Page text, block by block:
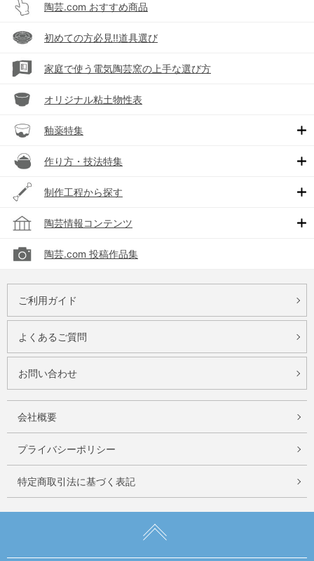
陶芸.com おすすめ商品
初めての方必見!!道具選び
家庭で使う電気陶芸窯の上手な選び方
オリジナル粘土物性表
釉薬特集
作り方・技法特集
制作工程から探す
陶芸情報コンテンツ
陶芸.com 投稿作品集
ご利用ガイド
よくあるご質問
お問い合わせ
会社概要
プライバシーポリシー
特定商取引法に基づく表記